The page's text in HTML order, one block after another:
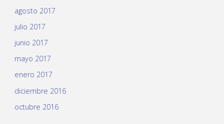
agosto 2017
julio 2017
junio 2017
mayo 2017
enero 2017
diciembre 2016
octubre 2016